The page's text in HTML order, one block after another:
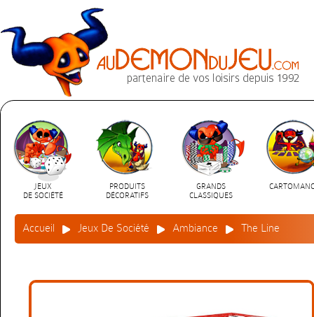
JEUX
DE SOCIÉTÉ
PRODUITS
DÉCORATIFS
GRANDS
CLASSIQUES
Accueil Jeux De Société Ambiance The Line